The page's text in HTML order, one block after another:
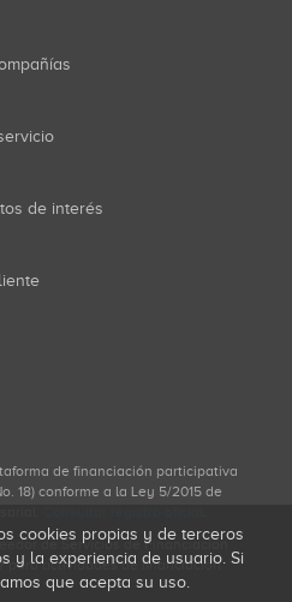
de interés
de financiación participativa
18) conforme a la Ley 5/2015 de
de Servicios de Financiación
para actividades de financiación
cookies propias y de terceros
y la experiencia de usuario. Si
que acepta su uso.